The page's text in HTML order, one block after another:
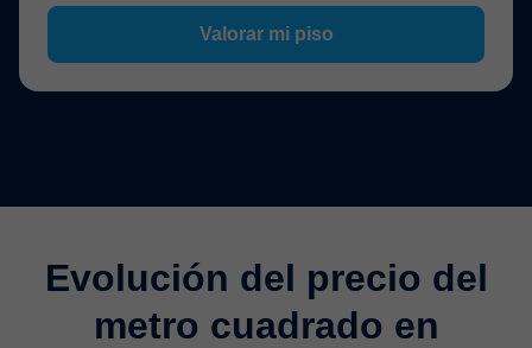
Valorar mi piso
Evolución del precio del
metro cuadrado en